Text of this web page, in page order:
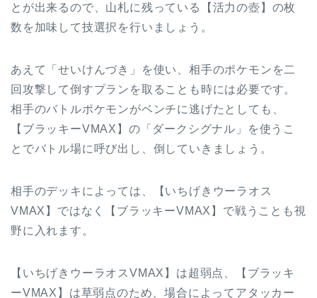
とが出来るので、山札に残っている【活力の壺】の枚
数を加味して技選択を行いましょう。
あえて「せいけんづき」を使い、相手のポケモンを二
回攻撃して倒すプランを取ることも時には必要です。
相手のバトルポケモンがベンチに逃げたとしても、
【ブラッキーVMAX】の「ダークシグナル」を使うこ
とでバトル場に呼び出し、倒していきましょう。
相手のデッキによっては、【いちげきウーラオス
VMAX】ではなく【ブラッキーVMAX】で戦うことも視
野に入れます。
【いちげきウーラオスVMAX】は超弱点、【ブラッキ
ーVMAX】は草弱点のため、場合によってアタッカー